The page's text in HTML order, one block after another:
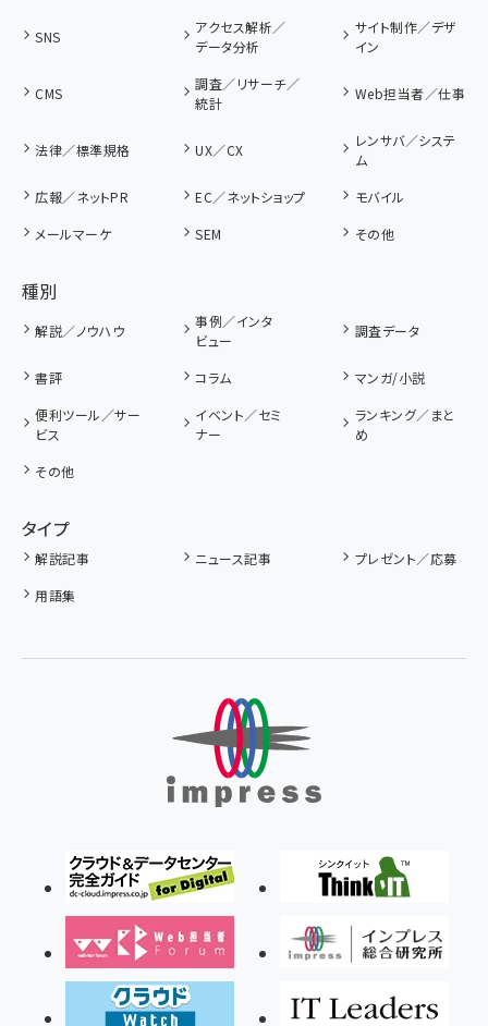
SNS
アクセス解析／
データ分析
サイト制作／デザ
イン
CMS
調査／リサーチ／
統計
Web担当者／仕事
法律／標準規格 UX／CX
レンサバ／システ
ム
広報／ネットPR
EC／ネットショップ
モバイル
メールマーケ
SEM その他
種別
解説／ノウハウ
事例／インタ
ビュー
調査データ
書評 コラム
マンガ/小説
便利ツール／サー
ビス
イベント／セミ
ナー
ランキング／まと
め
その他
タイプ
解説記事 ニュース記事
プレゼント／応募
用語集